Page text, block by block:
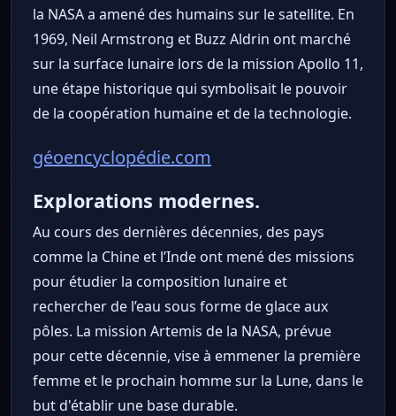
la NASA a amené des humains sur le satellite. En
1969, Neil Armstrong et Buzz Aldrin ont marché
sur la surface lunaire lors de la mission Apollo 11,
une étape historique qui symbolisait le pouvoir
de la coopération humaine et de la technologie.
géoencyclopédie.com
Explorations modernes.
Au cours des dernières décennies, des pays
comme la Chine et l’Inde ont mené des missions
pour étudier la composition lunaire et
rechercher de l’eau sous forme de glace aux
pôles. La mission Artemis de la NASA, prévue
pour cette décennie, vise à emmener la première
femme et le prochain homme sur la Lune, dans le
but d'établir une base durable.